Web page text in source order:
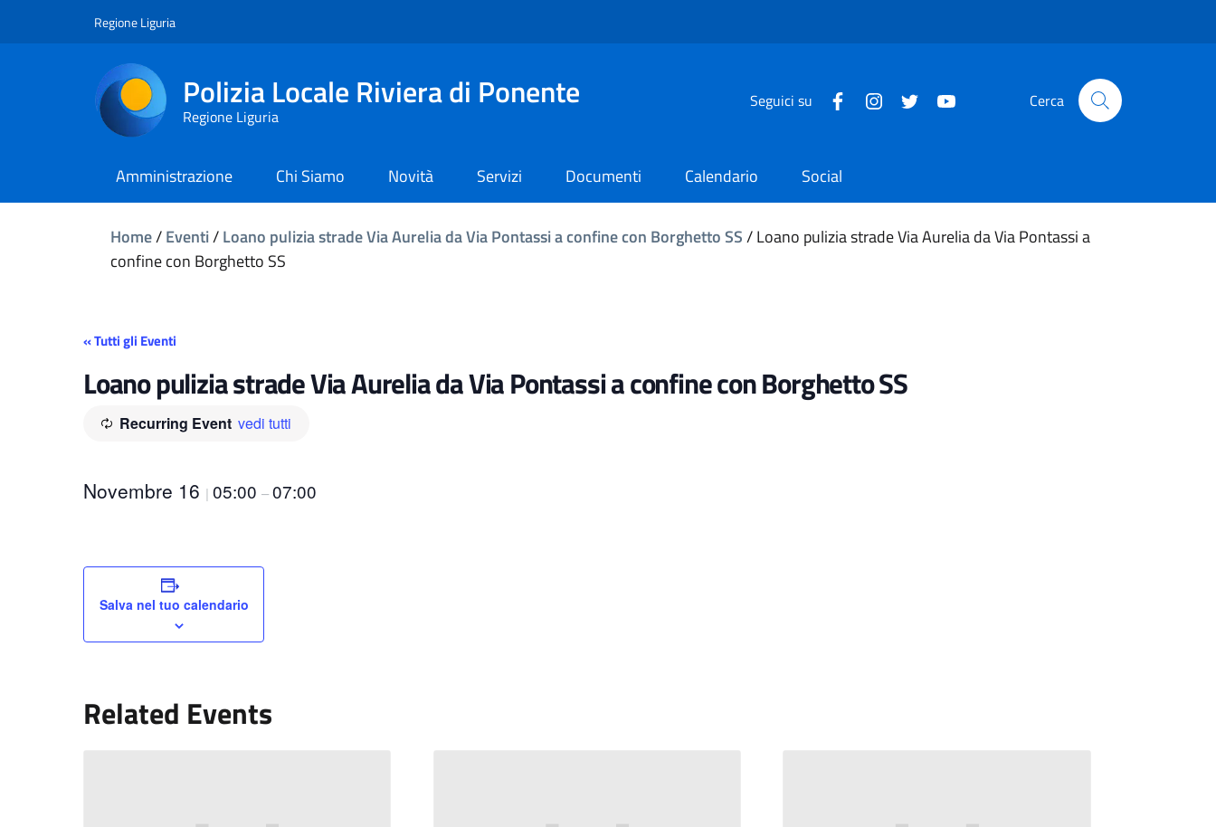
Regione Liguria
Polizia Locale Riviera di Ponente
Regione Liguria
Seguici su Cerca
Amministrazione Chi Siamo Novità Servizi Documenti Calendario Social
Home/Eventi/Loano pulizia strade Via Aurelia da Via Pontassi a confine con Borghetto SS/Loano pulizia strade Via Aurelia da Via Pontassi a
confine con Borghetto SS
« Tutti gli Eventi
Loano pulizia strade Via Aurelia da Via Pontassi a confine con Borghetto SS
Recurring Event vedi tutti
Novembre 16 | 05:00 –07:00
Salva nel tuo calendario
Related Events